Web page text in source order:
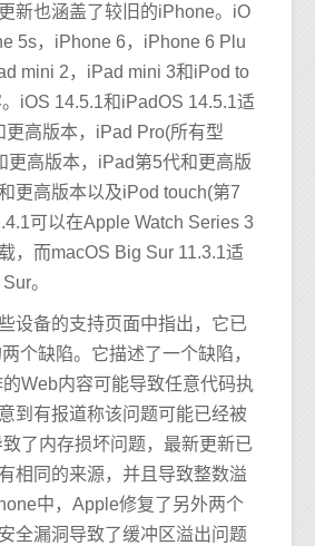
新也涵盖了较旧的iPhone。iO
5s，iPhone 6，iPhone 6 Plu
mini 2，iPad mini 3和iPod to
iOS 14.5.1和iPadOS 14.5.1适
更高版本，iPad Pro(所有型
更高版本，iPad第5代和更高版
更高版本以及iPod touch(第7
可以在Apple Watch Series 3
，而macOS Big Sur 11.3.1适
。
设备的支持页面中指出，它已
个缺陷。它描述了一个缺陷，
的Web内容可能导致任意代码执
到有报道称该问题可能已经被
了内存损坏问题，最新更新已
相同的来源，并且导致整数溢
中，Apple修复了另外两个
全漏洞导致了缓冲区溢出问题